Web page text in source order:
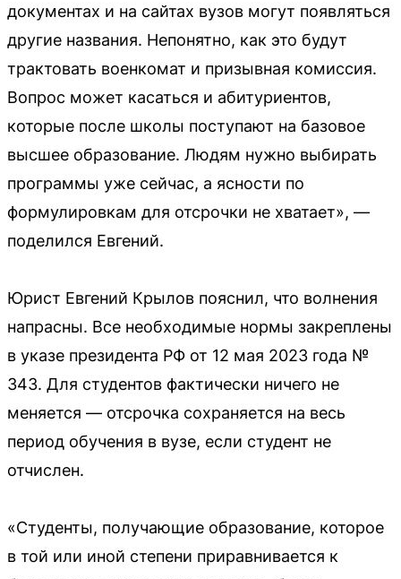
документах и на сайтах вузов могут появляться
другие названия. Непонятно, как это будут
трактовать военкомат и призывная комиссия.
Вопрос может касаться и абитуриентов,
которые после школы поступают на базовое
высшее образование. Людям нужно выбирать
программы уже сейчас, а ясности по
формулировкам для отсрочки не хватает», —
поделился Евгений.
Юрист Евгений Крылов пояснил, что волнения
напрасны. Все необходимые нормы закреплены
в указе президента РФ от 12 мая 2023 года №
343. Для студентов фактически ничего не
меняется — отсрочка сохраняется на весь
период обучения в вузе, если студент не
отчислен.
«Студенты, получающие образование, которое
в той или иной степени приравнивается к